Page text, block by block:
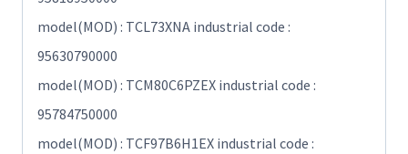
model(MOD) : TCL73XNA industrial code :
95630790000
model(MOD) : TCM80C6PZEX industrial code :
95784750000
model(MOD) : TCF97B6H1EX industrial code :